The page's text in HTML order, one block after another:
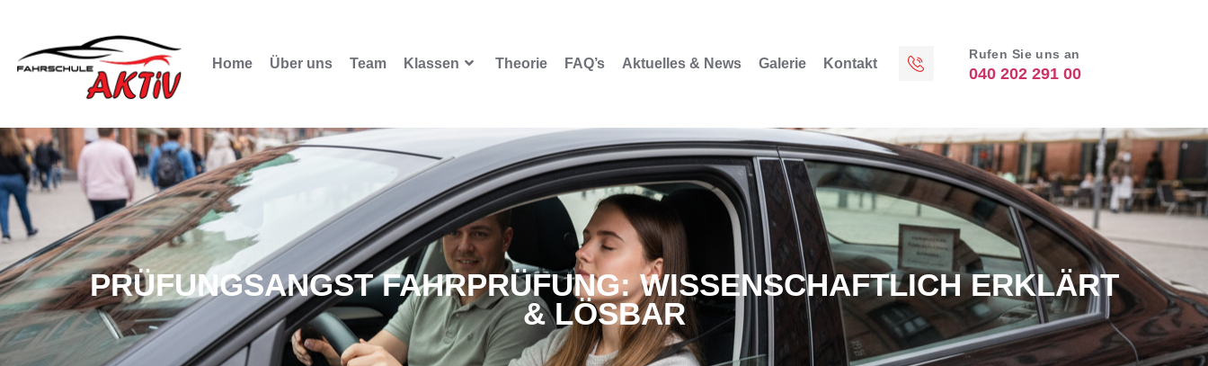
Home Über uns Team Klassen Theorie FAQ’s Aktuelles & News Galerie Kontakt
Rufen Sie uns an
040 202 291 00
PRÜFUNGSANGST FAHRPRÜFUNG: WISSENSCHAFTLICH ERKLÄRT
& LÖSBAR